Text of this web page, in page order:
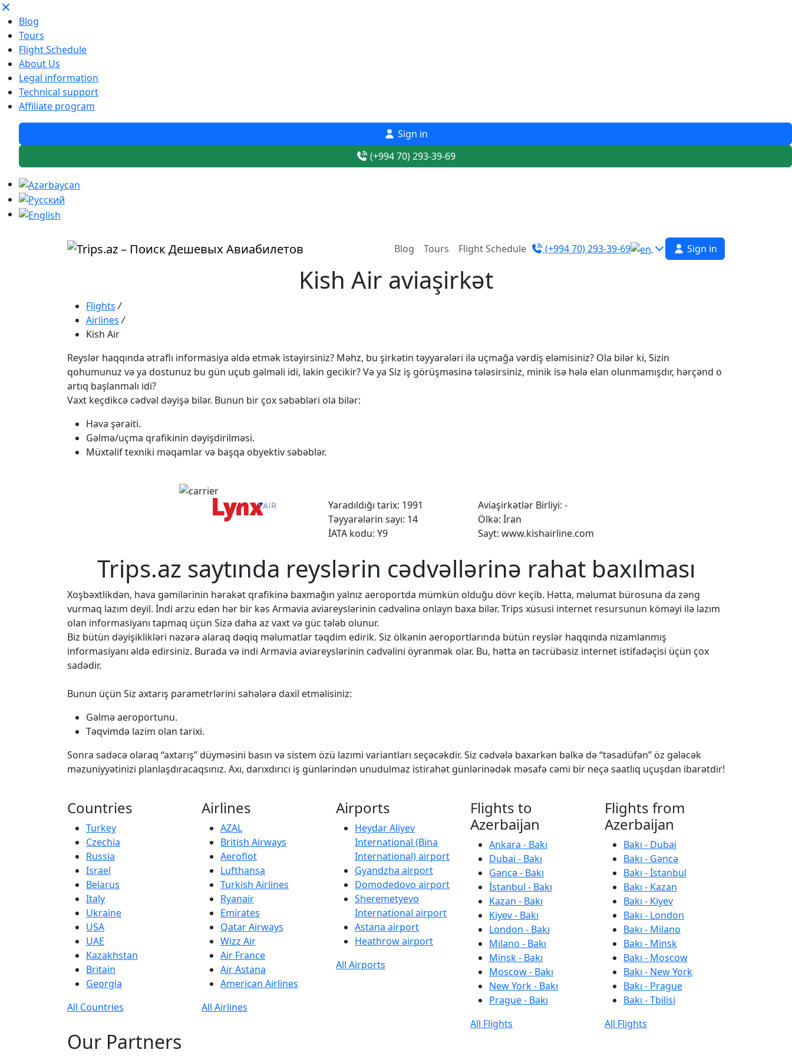
Blog
Tours
Flight Schedule
About Us
Legal information
Technical support
Affiliate program
Sign in
(+994 70) 293-39-69
Blog Tours Flight Schedule (+994 70) 293-39-69 Sign in
Kish Air aviaşirkət
Flights /
Airlines /
Kish Air
Reyslər haqqında ətraflı informasiya əldə etmək istəyirsiniz? Məhz, bu şirkətin təyyarələri ilə uçmağa vərdiş eləmisiniz? Ola bilər ki, Sizin
qohumunuz və ya dostunuz bu gün uçub gəlməli idi, lakin gecikir? Və ya Siz iş görüşməsinə tələsirsiniz, minik isə hələ elan olunmamışdır, hərçənd o
artıq başlanmalı idi?
Vaxt keçdikcə cədvəl dəyişə bilər. Bunun bir çox səbəbləri ola bilər:
Hava şəraiti.
Gəlmə/uçma qrafikinin dəyişdirilməsi.
Müxtəlif texniki məqamlar və başqa obyektiv səbəblər.
Yaradıldığı tarix: 1991
Təyyarələrin sayı: 14
İATA kodu: Y9
Aviaşirkətlər Birliyi: -
Ölkə: İran
Sayt: www.kishairline.com
Trips.az saytında reyslərin cədvəllərinə rahat baxılması
Xoşbəxtlikdən, hava gəmilərinin hərəkət qrafikinə baxmağın yalnız aeroportda mümkün olduğu dövr keçib. Hətta, məlumat bürosuna da zəng
vurmaq lazım deyil. İndi arzu edən hər bir kəs Armavia aviareyslərinin cədvəlinə onlayn baxa bilər. Trips xüsusi internet resursunun köməyi ilə lazım
olan informasiyanı tapmaq üçün Sizə daha az vaxt və güc tələb olunur.
Biz bütün dəyişiklikləri nəzərə alaraq dəqiq məlumatlar təqdim edirik. Siz ölkənin aeroportlarında bütün reyslər haqqında nizamlanmış
informasiyanı əldə edirsiniz. Burada və indi Armavia aviareyslərinin cədvəlini öyrənmək olar. Bu, hətta ən təcrübəsiz internet istifadəçisi üçün çox
sadədir.
Bunun üçün Siz axtarış parametrlərini sahələrə daxil etməlisiniz:
Gəlmə aeroportunu.
Təqvimdə lazim olan tarixi.
Sonra sadəcə olaraq “axtarış” düyməsini basın və sistem özü lazımi variantları seçəcəkdir. Siz cədvələ baxarkən bəlkə də “təsadüfən” öz gələcək
məzuniyyətinizi planlaşdıracaqsınız. Axı, darıxdırıcı iş günlərindən unudulmaz istirahət günlərinədək məsafə cəmi bir neçə saatlıq uçuşdan ibarətdir!
Countries
Turkey
Czechia
Russia
Israel
Belarus
Italy
Ukraine
USA
UAE
Kazakhstan
Britain
Georgia
All Countries
Airlines
AZAL
British Airways
Aeroflot
Lufthansa
Turkish Airlines
Ryanair
Emirates
Qatar Airways
Wizz Air
Air France
Air Astana
American Airlines
All Airlines
Airports
Heydar Aliyev
International (Bina
International) airport
Gyandzha airport
Domodedovo airport
Sheremetyevo
International airport
Astana airport
Heathrow airport
All Airports
Flights to
Azerbaijan
Ankara - Bakı
Dubai - Bakı
Gəncə - Bakı
İstanbul - Bakı
Kazan - Bakı
Kiyev - Bakı
London - Bakı
Milano - Bakı
Minsk - Bakı
Moscow - Bakı
New York - Bakı
Prague - Bakı
All Flights
Flights from
Azerbaijan
Bakı - Dubai
Bakı - Gəncə
Bakı - İstanbul
Bakı - Kazan
Bakı - Kiyev
Bakı - London
Bakı - Milano
Bakı - Minsk
Bakı - Moscow
Bakı - New York
Bakı - Prague
Bakı - Tbilisi
All Flights
Our Partners